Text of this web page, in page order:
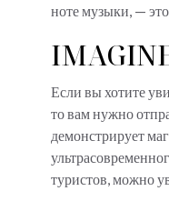
ноте музыки, — это
Если вы хотите
то вам нужно
демонстрирует
туристов, можно